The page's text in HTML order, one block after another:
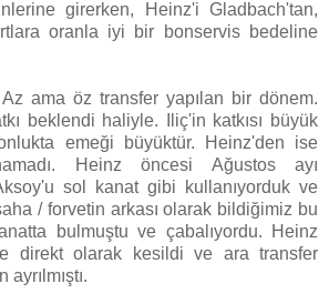
girerken, Heinz'i Gladbach'tan,
oranla iyi bir bonservis bedeline
ama öz transfer yapılan bir dönem.
beklendi haliyle. Iliç'in katkısı büyük
emeği büyüktür. Heinz'den ise
Heinz öncesi Ağustos ayı
sol kanat gibi kullanıyorduk ve
/ forvetin arkası olarak bildiğimiz bu
bulmuştu ve çabalıyordu. Heinz
direkt olarak kesildi ve ara transfer